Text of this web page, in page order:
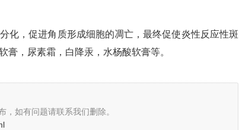
化，促进角质形成细胞的凋亡，最终促使炎性反应性斑
，尿素霜，白降汞，水杨酸软膏等。
，如有问题请联系我们删除。